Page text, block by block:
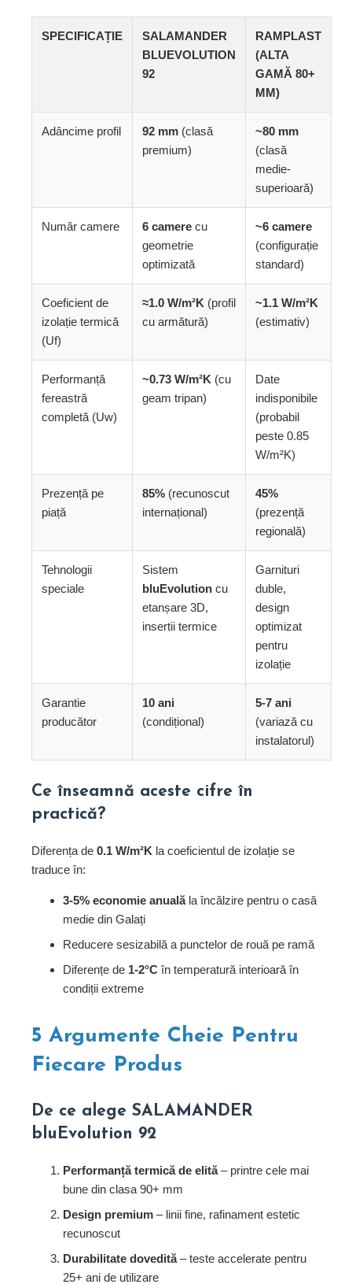
SPECIFICAȚIE
SALAMANDER
BLUEVOLUTION
92
RAMPLAST
(ALTA
GAMĂ 80+
MM)
Adâncime profil 92 mm (clasă
premium)
~80 mm
(clasă
medie-
superioară)
Număr camere 6 camere cu
geometrie
optimizată
~6 camere
(configurație
standard)
Coeficient de
izolație termică
(Uf)
≈1.0 W/m²K (profil
cu armătură)
~1.1 W/m²K
(estimativ)
Performanță
fereastră
completă (Uw)
~0.73 W/m²K (cu
geam tripan)
Date
indisponibile
(probabil
peste 0.85
W/m²K)
Prezență pe
piață
85% (recunoscut
internațional)
45%
(prezență
regională)
Tehnologii
speciale
Sistem
bluEvolution cu
etanșare 3D,
insertii termice
Garnituri
duble,
design
optimizat
pentru
izolație
Garantie
producător
10 ani
(condițional)
5-7 ani
(variază cu
instalatorul)
Ce înseamnă aceste cifre în
practică?
Diferența de0.1 W/m²K la coeficientul de izolație se
traduce în:
3-5% economie anualăla încălzire pentru o casă
medie din Galați
Reducere sesizabilă a punctelor de rouă pe ramă
Diferențe de 1-2°C în temperatură interioară în
condiții extreme
5 Argumente Cheie Pentru
Fiecare Produs
De ce alege SALAMANDER
bluEvolution 92
Performanță termică de elită– printre cele mai
bune din clasa 90+ mm
Design premium – linii fine, rafinament estetic
recunoscut
Durabilitate dovedită– teste accelerate pentru
25+ ani de utilizare